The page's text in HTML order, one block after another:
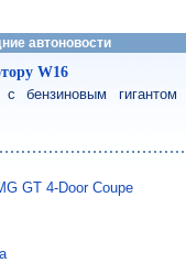
автоновости
W16
бензиновым
GT 4-Door Coupe